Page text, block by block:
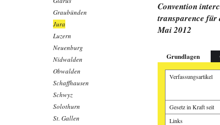
Graubünden
Jura
Luzern
Neuenburg
Nidwalden
Obwalden
Schaffhausen
Schwyz
Solothurn
St. Gallen
Convention
transparence für
Mai 2012
Grundlagen
Verfassungsartikel
Gesetz in Kraft seit
Links